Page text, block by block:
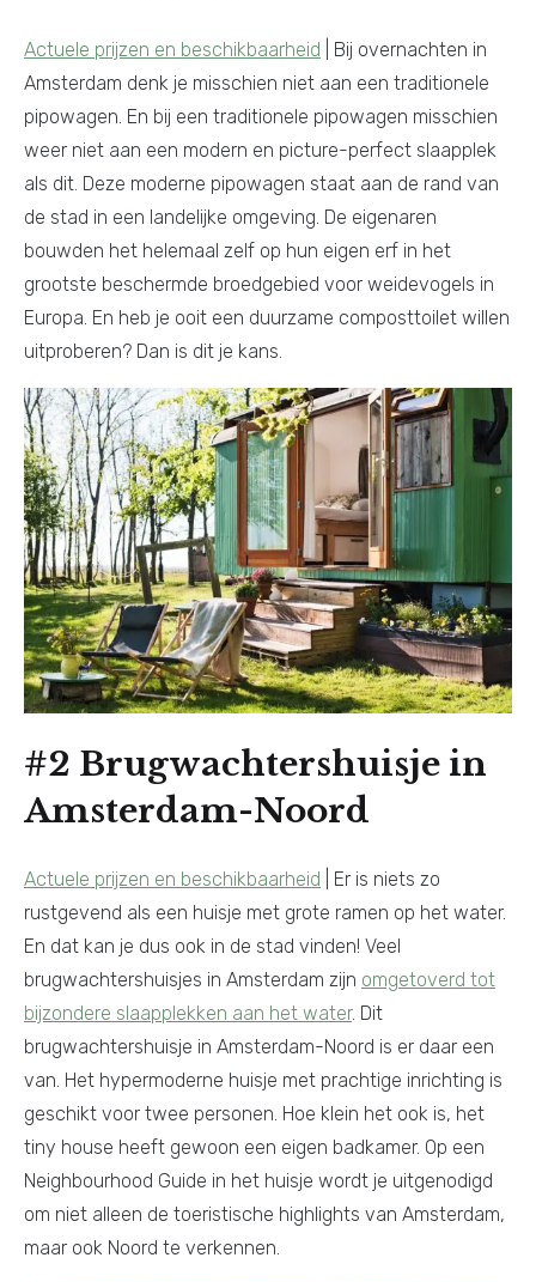
Actuele prijzen en beschikbaarheid
| Bij overnachten in
Amsterdam denk je misschien niet aan een traditionele
pipowagen. En bij een traditionele pipowagen misschien
weer niet aan een modern en picture-perfect slaapplek
als dit. Deze moderne pipowagen staat aan de rand van
de stad in een landelijke omgeving. De eigenaren
bouwden het helemaal zelf op hun eigen erf in het
grootste beschermde broedgebied voor weidevogels in
Europa. En heb je ooit een duurzame composttoilet willen
uitproberen? Dan is dit je kans.
#2 Brugwachtershuisje in
Amsterdam-Noord
Actuele prijzen en beschikbaarheid | Er is niets zo
rustgevend als een huisje met grote ramen op het water.
En dat kan je dus ook in de stad vinden! Veel
brugwachtershuisjes in Amsterdam zijn omgetoverd tot
bijzondere slaapplekken aan het water. Dit
brugwachtershuisje in Amsterdam-Noord is er daar een
van. Het hypermoderne huisje met prachtige inrichting is
geschikt voor twee personen. Hoe klein het ook is, het
tiny house heeft gewoon een eigen badkamer. Op een
Neighbourhood Guide in het huisje wordt je uitgenodigd
om niet alleen de toeristische highlights van Amsterdam,
maar ook Noord te verkennen.